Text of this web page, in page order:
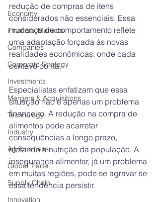
Economy
Financial Markets
Companies
Corporate Strategy
Investments
Mergers & Acquisitions
Technology
Industry
Agribusiness
Global Trade
Supply Chain
Innovation
redução de compras de itens
considerados não essenciais. Essa
mudança de comportamento reflete
uma adaptação forçada às novas
realidades econômicas, onde cada
centavo conta.
Especialistas enfatizam que essa
situação não é apenas um problema
financeiro. A redução na compra de
alimentos pode acarretar
consequências a longo prazo,
afetando a nutrição da população. A
insegurança alimentar, já um problema
em muitas regiões, pode se agravar se
essa tendência persistir.